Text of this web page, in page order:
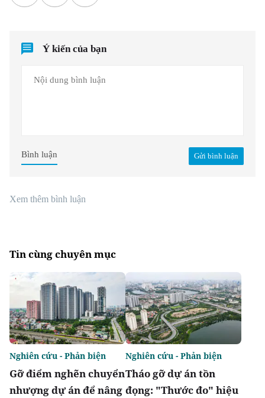
Ý kiến của bạn
Gửi bình luận
Bình luận
Xem thêm bình luận
Tin cùng chuyên mục
Gỡ điểm nghẽn chuyển
nhượng dự án để nâng
Nghiên cứu - Phản biện
Tháo gỡ dự án tồn
đọng: "Thước đo" hiệu
Nghiên cứu - Phản biện